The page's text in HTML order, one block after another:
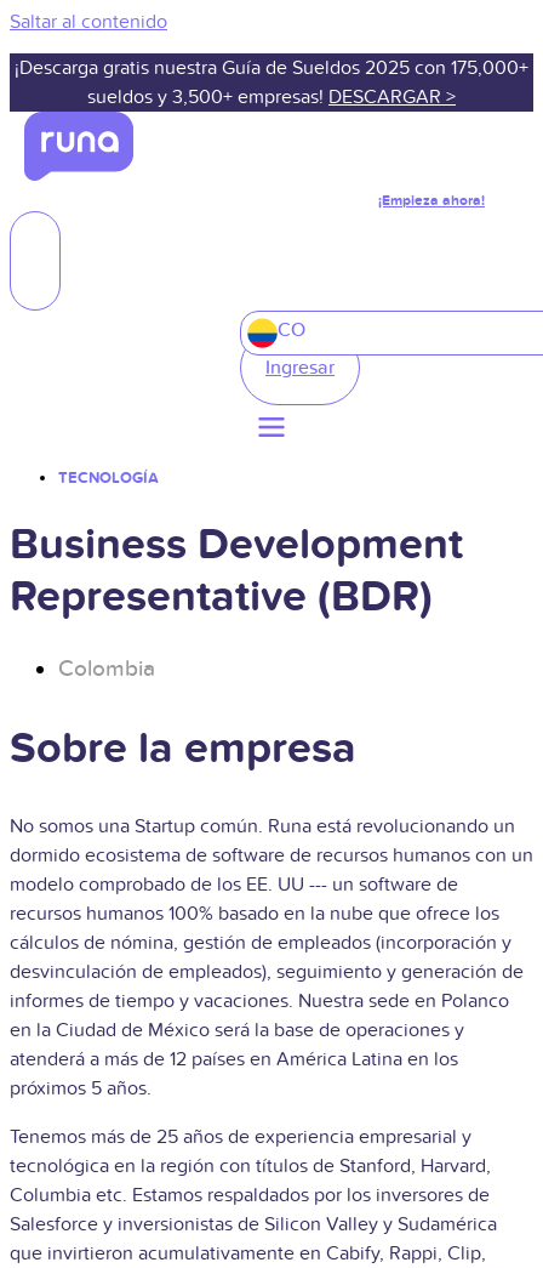
Saltar al contenido
¡Descarga gratis nuestra Guía de Sueldos 2025 con 175,000+
sueldos y 3,500+ empresas! DESCARGAR >
¡Empieza ahora!
CO
Ingresar
TECNOLOGÍA
Business Development
Representative (BDR)
Colombia
Sobre la empresa
No somos una Startup común. Runa está revolucionando un
dormido ecosistema de software de recursos humanos con un
modelo comprobado de los EE. UU --- un software de
recursos humanos 100% basado en la nube que ofrece los
cálculos de nómina, gestión de empleados (incorporación y
desvinculación de empleados), seguimiento y generación de
informes de tiempo y vacaciones. Nuestra sede en Polanco
en la Ciudad de México será la base de operaciones y
atenderá a más de 12 países en América Latina en los
próximos 5 años.
Tenemos más de 25 años de experiencia empresarial y
tecnológica en la región con títulos de Stanford, Harvard,
Columbia etc. Estamos respaldados por los inversores de
Salesforce y inversionistas de Silicon Valley y Sudamérica
que invirtieron acumulativamente en Cabify, Rappi, Clip,